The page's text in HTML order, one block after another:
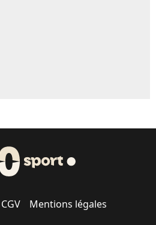
CGV Mentions légales